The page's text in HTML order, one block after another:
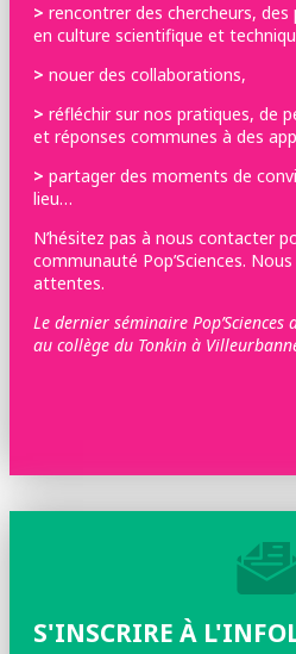
> rencontrer des chercheurs,
en culture scientifique et
> nouer des collaborations,
> réfléchir sur nos pratiques, de
et réponses communes à des
> partager des moments de
lieu…
N’hésitez pas à nous contacter
communauté Pop’Sciences.
attentes.
Le dernier séminaire
au collège du Tonkin à
S'INSCRIRE À